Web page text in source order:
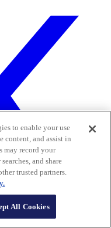
to enable your use
content, and assist in
may record your
and share
trusted partners.
All Cookies